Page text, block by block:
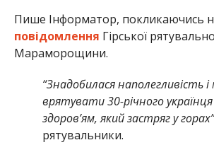
Пише Інформатор, покликаючись
повідомлення Гірської
Мараморощини.
“Знадобилася наполегливість
врятувати 30-річного
здоров’ям, який застряг у
рятувальники.